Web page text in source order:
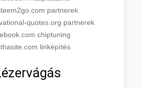
partnerek
quotes.org partnerek
chiptuning
linképítés